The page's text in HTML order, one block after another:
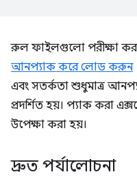
রুল ফাইলগুলো পরীক্ষা
আনপ্যাক করে লোড করুন
এবং সতর্কতা শুধুমাত্র
প্রদর্শিত হয়। প্যাক করা
উপেক্ষা করা হয়।
দ্রুত পর্যালোচনা